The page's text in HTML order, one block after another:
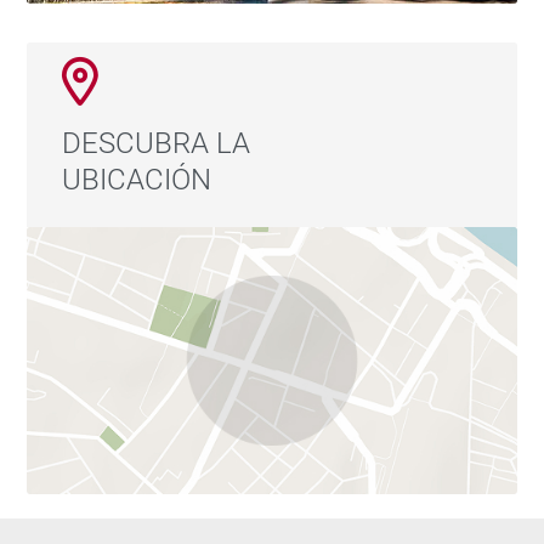
combinación perfecta entre elegancia, ubicación y
calidad de vida.
DESCUBRA LA
UBICACIÓN